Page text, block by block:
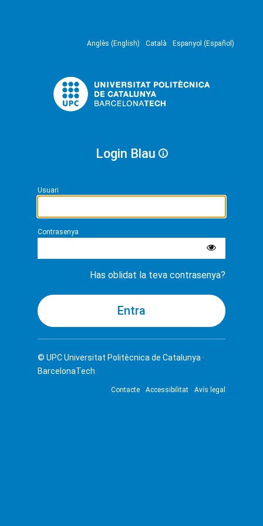
Anglès (English) Català Espanyol (Español)
Login Blau
Usuari
Contrasenya
Has oblidat la teva contrasenya?
© UPCUniversitat Politècnica de Catalunya ·
BarcelonaTech
Contacte Accessibilitat Avís legal